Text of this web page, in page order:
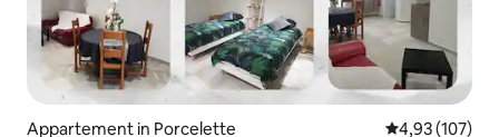
Appartement in Porcelette Gemiddelde
4,93 (107)